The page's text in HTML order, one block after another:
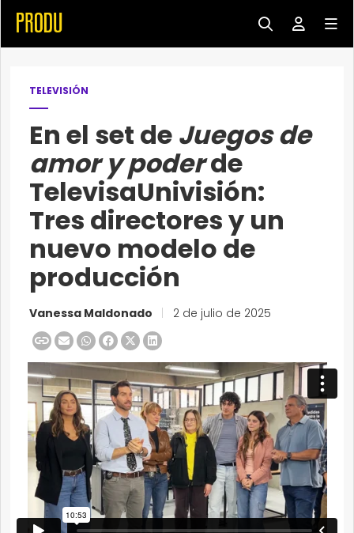
TELEVISIÓN
En el set de Juegos de
amor y poderde
TelevisaUnivisión:
Tres directores y un
nuevo modelo de
producción
Vanessa Maldonado 2 de julio de 2025